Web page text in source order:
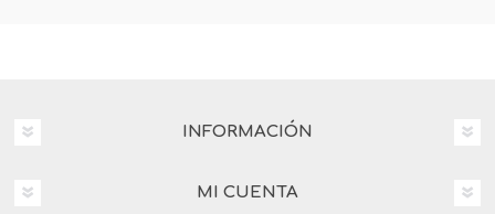
INFORMACIÓN
MI CUENTA